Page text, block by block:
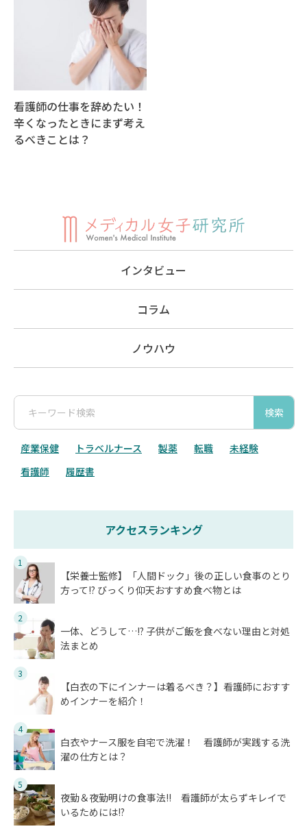
看護師の仕事を辞めたい！
辛くなったときにまず考え
るべきことは？
インタビュー
コラム
ノウハウ
検索
産業保健 トラベルナース 製薬 転職
未経験
看護師
履歴書
アクセスランキング
1
【栄養士監修】「人間ドック」後の正しい食事のとり
方って!? びっくり仰天おすすめ食べ物とは
2
一体、どうして…!? 子供がご飯を食べない理由と対処
法まとめ
3
【白衣の下にインナーは着るべき？】看護師におすす
めインナーを紹介！
4
白衣やナース服を自宅で洗濯！ 看護師が実践する洗
濯の仕方とは？
5
夜勤＆夜勤明けの食事法!! 看護師が太らずキレイで
いるためには!?